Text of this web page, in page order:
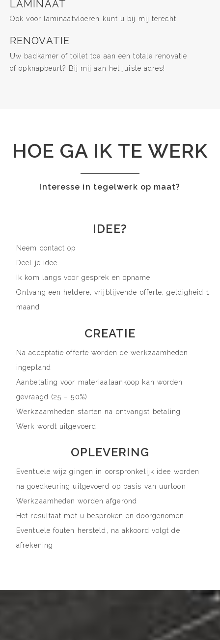
LAMINAAT
Ook voor laminaatvloeren kunt u bij mij terecht.
RENOVATIE
Uw badkamer of toilet toe aan een totale renovatie
of opknapbeurt? Bij mij aan het juiste adres!
HOE GA IK TE WERK
Interesse in tegelwerk op maat?
IDEE?
Neem contact op
Deel je idee
Ik kom langs voor gesprek en opname
Ontvang een heldere, vrijblijvende offerte, geldigheid 1
maand
CREATIE
Na acceptatie offerte worden de werkzaamheden
ingepland
Aanbetaling voor materiaalaankoop kan worden
gevraagd (25 – 50%)
Werkzaamheden starten na ontvangst betaling
Werk wordt uitgevoerd.
OPLEVERING
Eventuele wijzigingen in oorspronkelijk idee worden
na goedkeuring uitgevoerd op basis van uurloon
Werkzaamheden worden afgerond
Het resultaat met u besproken en doorgenomen
Eventuele fouten hersteld, na akkoord volgt de
afrekening